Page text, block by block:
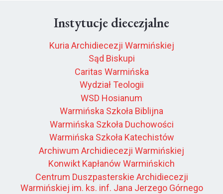
Instytucje diecezjalne
Kuria Archidiecezji Warmińskiej
Sąd Biskupi
Caritas Warmińska
Wydział Teologii
WSD Hosianum
Warmińska Szkoła Biblijna
Warmińska Szkoła Duchowości
Warmińska Szkoła Katechistów
Archiwum Archidiecezji Warmińskiej
Konwikt Kapłanów Warmińskich
Centrum Duszpasterskie Archidiecezji
Warmińskiej im. ks. inf. Jana Jerzego Górnego